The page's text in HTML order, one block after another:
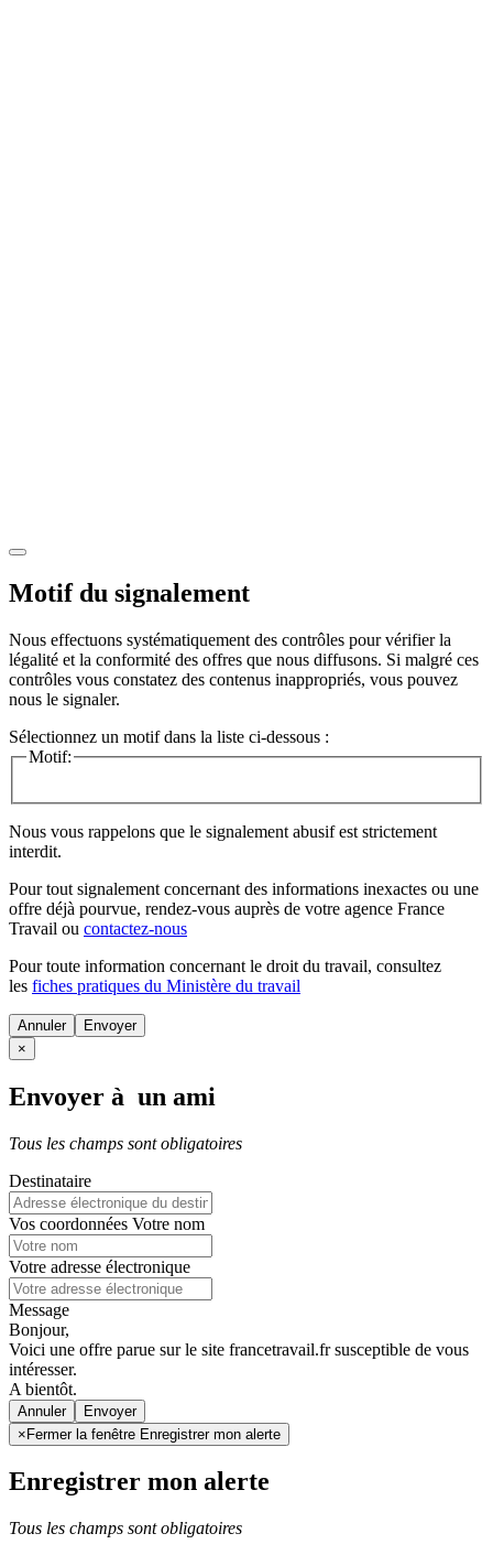
Motif du signalement
Nous effectuons systématiquement des contrôles pour vérifier la
légalité et la conformité des offres que nous diffusons. Si malgré ces
contrôles vous constatez des contenus inappropriés, vous pouvez
nous le signaler.
Sélectionnez un motif dans la liste ci-dessous :
Motif:
Nous vous rappelons que le signalement abusif est strictement
interdit.
Pour tout signalement concernant des informations inexactes ou une
offre déjà pourvue, rendez-vous auprès de votre agence France
Travail ou contactez-nous
Pour toute information concernant le droit du travail, consultez
les fiches pratiques du Ministère du travail
Annuler
×
Envoyer à un ami
Tous les champs sont obligatoires
Destinataire
Vos coordonnées Votre nom
Votre adresse électronique
Message
Bonjour,
Voici une offre parue sur le site francetravail.fr susceptible de vous
intéresser.
A bientôt.
Annuler
×Fermer la fenêtre Enregistrer mon alerte
Enregistrer mon alerte
Tous les champs sont obligatoires